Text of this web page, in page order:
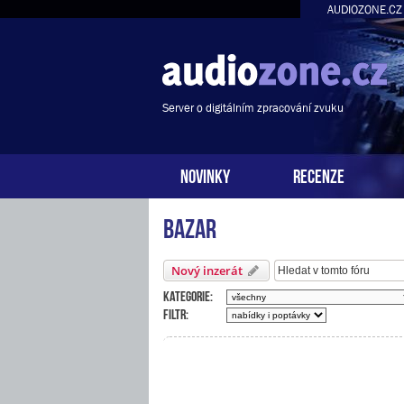
AUDIOZONE.CZ
Server o digitálním zpracování zvuku
NOVINKY RECENZE
Bazar
Nový inzerát
Kategorie:
Filtr: